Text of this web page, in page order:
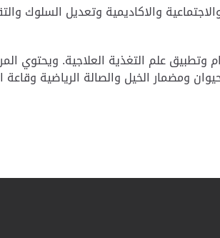
والاكاديمية وتعديل السلوك
وتطبيق علم التغذية العلاجية. ويحتوي
ومضمار الخيل والصالة الرياضية وقاعة